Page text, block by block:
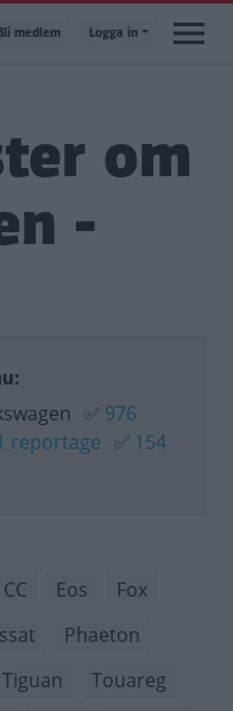
medlem Logga in
om
-
✅ 976
reportage ✅ 154
CC Eos
Fox
Phaeton
Tiguan
Touareg